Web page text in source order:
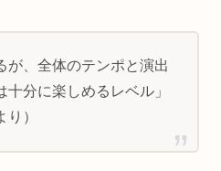
が、全体のテンポと演出
分に楽しめるレベル」
り）